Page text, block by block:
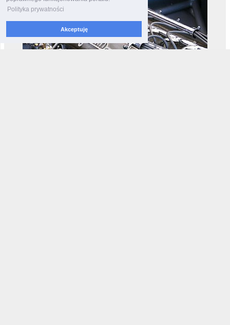
Polityka prywatności
Akceptuję